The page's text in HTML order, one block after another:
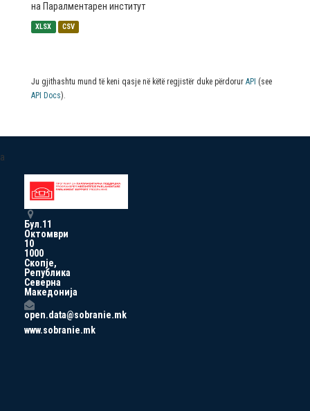
на Паралментарен институт
XLSX CSV
Ju gjithashtu mund të keni qasje në këtë regjistër duke përdorur API (see
API Docs).
a
Бул.11
Октомври
10
1000
Скопје,
Република
Северна
Македонија
open.data@sobranie.mk
www.sobranie.mk